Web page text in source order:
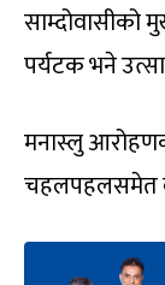
साम्दोवासीको
पर्यटक भने
मनास्लु
चहलपहलसमेत